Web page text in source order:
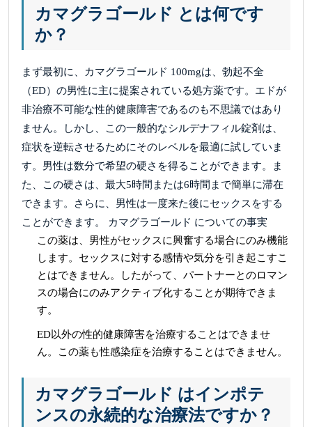
カマグラゴールド とは何です
か？
まず最初に、カマグラゴールド 100mgは、勃起不全
（ED）の男性に主に提案されている処方薬です。エドが
非治療不可能な性的健康障害であるのも不思議ではあり
ません。しかし、この一般的なシルデナフィル錠剤は、
症状を逆転させるためにそのレベルを最適に試していま
す。男性は数分で希望の硬さを得ることができます。ま
た、この硬さは、最大5時間または6時間まで簡単に滞在
できます。さらに、男性は一度来た後にセックスをする
ことができます。 カマグラゴールド についての事実
この薬は、男性がセックスに興奮する場合にのみ機能
します。セックスに対する感情や気分を引き起こすこ
とはできません。したがって、パートナーとのロマン
スの場合にのみアクティブ化することが期待できま
す。
ED以外の性的健康障害を治療することはできませ
ん。この薬も性感染症を治療することはできません。
カマグラゴールド はインポテ
ンスの永続的な治療法ですか？